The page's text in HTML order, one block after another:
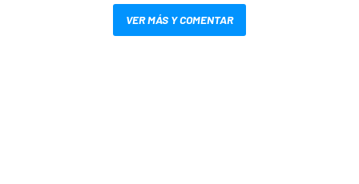
VER MÁS Y COMENTAR